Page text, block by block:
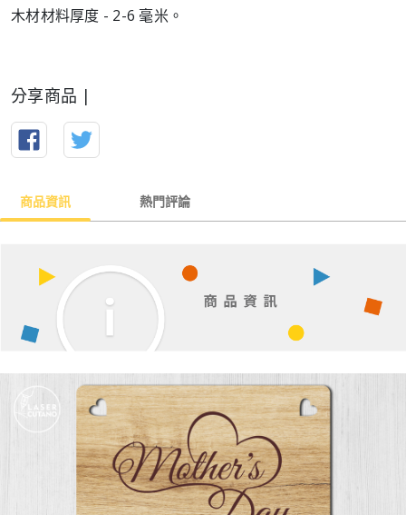
木材材料厚度 - 2-6 毫米。
分享商品 |
商品資訊 熱門評論